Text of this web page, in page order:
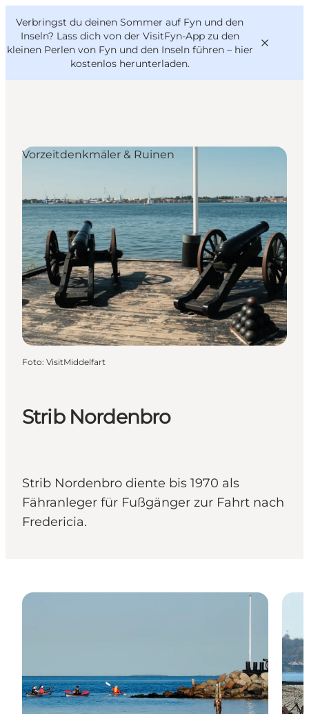
Verbringst du deinen Sommer auf Fyn und den
Inseln? Lass dich von der VisitFyn-App zu den
kleinen Perlen von Fyn und den Inseln führen – hier
kostenlos herunterladen.
Reise Ideen
Essen & trinken
Übernachtung
VisitFyn
Deutsch
Strib Nordenbro
Strib Nordenbro diente bis 1970 als
Fähranleger für Fußgänger zur Fahrt nach
Fredericia.
Vorzeitdenkmäler & Ruinen
Foto: VisitMiddelfart